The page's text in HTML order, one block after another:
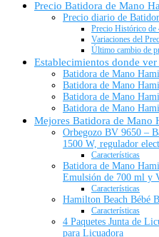
Precio Batidora de Mano
Precio diario de
Precio Histórico de
Variaciones del
Último cambio de
Establecimientos donde
Batidora de Mano
Batidora de Mano
Batidora de Mano
Batidora de Mano
Mejores Batidora de Mano
Orbegozo BV 9650 –
1500 W, regulador
Características
Batidora de Mano
Emulsión de 700 ml y
Características
Hamilton Beach Bébé
Características
4 Paquetes Junta de
para Licuadora